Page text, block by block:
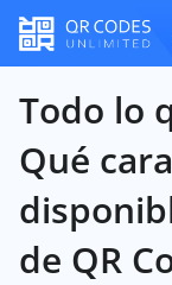
Todo lo
Qué
de QR